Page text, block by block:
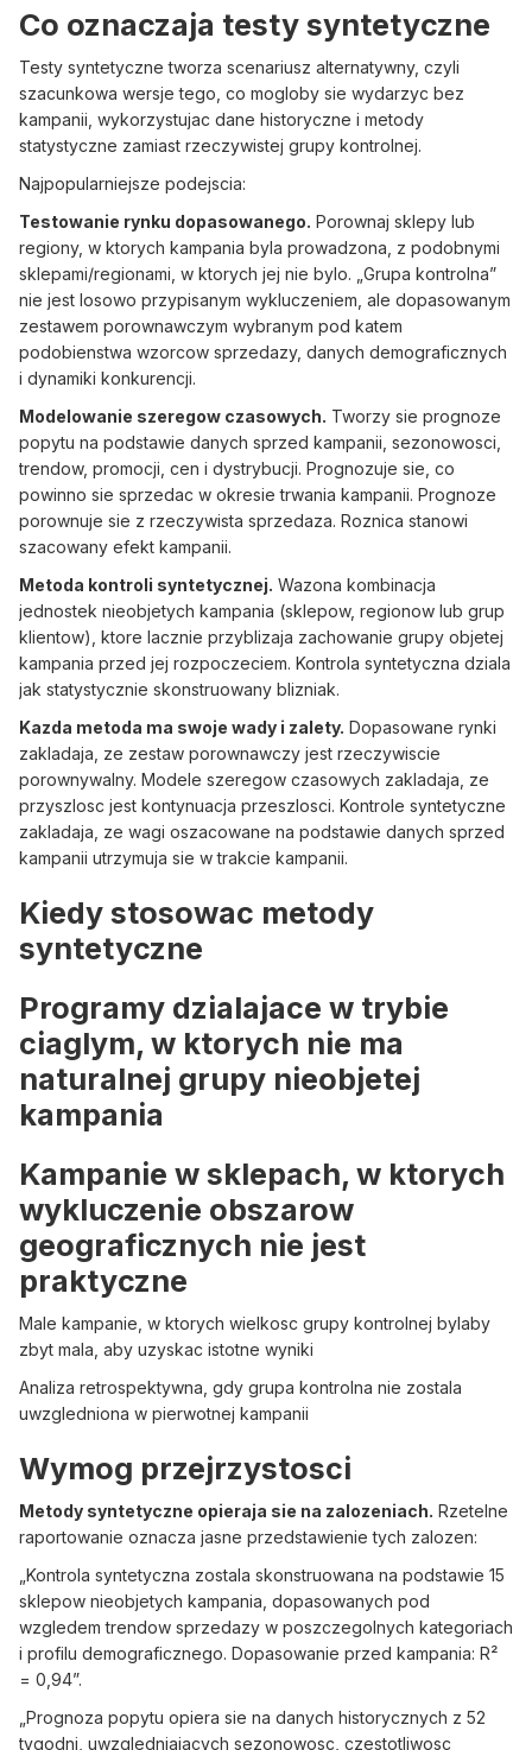
Co oznaczaja testy syntetyczne
Testy syntetyczne tworza scenariusz alternatywny, czyli
szacunkowa wersje tego, co mogloby sie wydarzyc bez
kampanii, wykorzystujac dane historyczne i metody
statystyczne zamiast rzeczywistej grupy kontrolnej.
Najpopularniejsze podejscia:
Testowanie rynku dopasowanego. Porownaj sklepy lub
regiony, w ktorych kampania byla prowadzona, z podobnymi
sklepami/regionami, w ktorych jej nie bylo. „Grupa kontrolna”
nie jest losowo przypisanym wykluczeniem, ale dopasowanym
zestawem porownawczym wybranym pod katem
podobienstwa wzorcow sprzedazy, danych demograficznych
i dynamiki konkurencji.
Modelowanie szeregow czasowych. Tworzy sie prognoze
popytu na podstawie danych sprzed kampanii, sezonowosci,
trendow, promocji, cen i dystrybucji. Prognozuje sie, co
powinno sie sprzedac w okresie trwania kampanii. Prognoze
porownuje sie z rzeczywista sprzedaza. Roznica stanowi
szacowany efekt kampanii.
Metoda kontroli syntetycznej. Wazona kombinacja
jednostek nieobjetych kampania (sklepow, regionow lub grup
klientow), ktore lacznie przyblizaja zachowanie grupy objetej
kampania przed jej rozpoczeciem. Kontrola syntetyczna dziala
jak statystycznie skonstruowany blizniak.
Kazda metoda ma swoje wady i zalety. Dopasowane rynki
zakladaja, ze zestaw porownawczy jest rzeczywiscie
porownywalny. Modele szeregow czasowych zakladaja, ze
przyszlosc jest kontynuacja przeszlosci. Kontrole syntetyczne
zakladaja, ze wagi oszacowane na podstawie danych sprzed
kampanii utrzymuja sie w trakcie kampanii.
Kiedy stosowac metody
syntetyczne
Programy dzialajace w trybie
ciaglym, w ktorych nie ma
naturalnej grupy nieobjetej
kampania
Kampanie w sklepach, w ktorych
wykluczenie obszarow
geograficznych nie jest
praktyczne
Male kampanie, w ktorych wielkosc grupy kontrolnej bylaby
zbyt mala, aby uzyskac istotne wyniki
Analiza retrospektywna, gdy grupa kontrolna nie zostala
uwzgledniona w pierwotnej kampanii
Wymog przejrzystosci
Metody syntetyczne opieraja sie na zalozeniach. Rzetelne
raportowanie oznacza jasne przedstawienie tych zalozen:
„Kontrola syntetyczna zostala skonstruowana na podstawie 15
sklepow nieobjetych kampania, dopasowanych pod
wzgledem trendow sprzedazy w poszczegolnych kategoriach
i profilu demograficznego. Dopasowanie przed kampania: R²
= 0,94”.
„Prognoza popytu opiera sie na danych historycznych z 52
tygodni, uwzgledniajacych sezonowosc, czestotliwosc